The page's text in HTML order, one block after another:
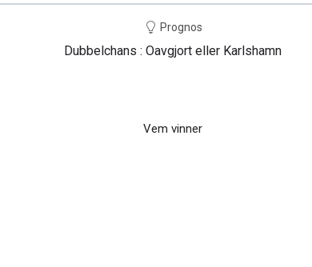
Prognos
Dubbelchans : Oavgjort eller Karlshamn
Vem vinner